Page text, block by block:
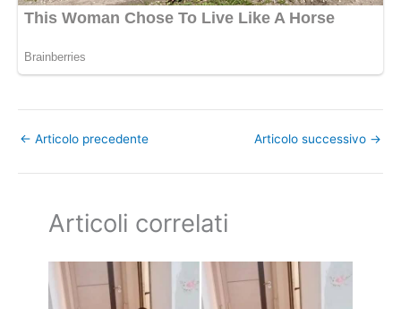
← Articolo precedente Articolo successivo →
Articoli correlati